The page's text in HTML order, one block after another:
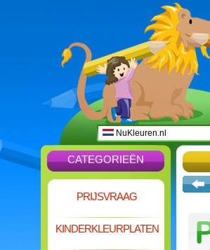
NuKleuren.nl
CATEGORIEËN
PRIJSVRAAG
KINDERKLEURPLATEN